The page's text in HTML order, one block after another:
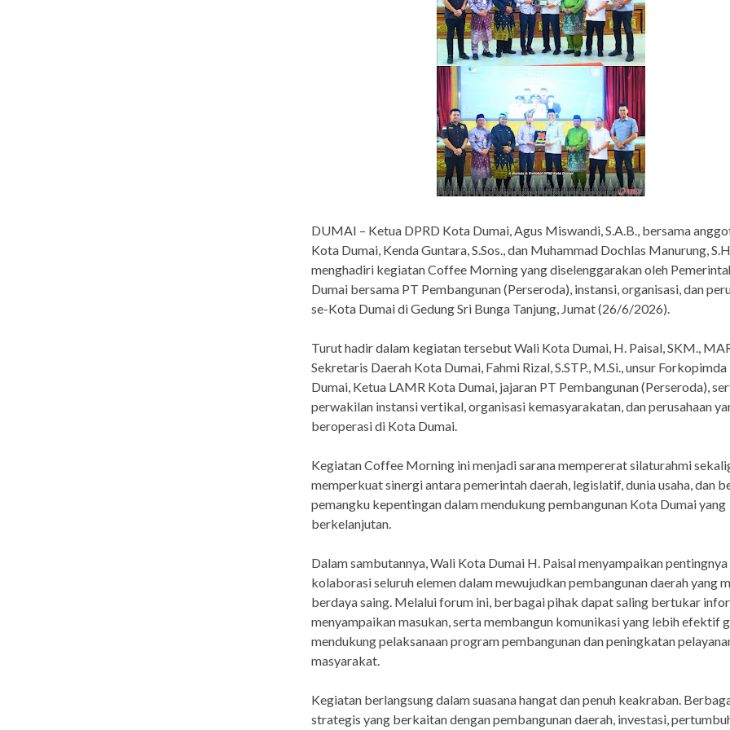
DUMAI – Ketua DPRD Kota Dumai, Agus Miswandi, S.A.B., bersama
Kota Dumai, Kenda Guntara, S.Sos., dan Muhammad Dochlas Manurung,
menghadiri kegiatan Coffee Morning yang diselenggarakan oleh
Dumai bersama PT Pembangunan (Perseroda), instansi, organisasi, dan
se-Kota Dumai di Gedung Sri Bunga Tanjung, Jumat (26/6/2026).
Turut hadir dalam kegiatan tersebut Wali Kota Dumai, H. Paisal, SKM.,
Sekretaris Daerah Kota Dumai, Fahmi Rizal, S.STP., M.Si., unsur
Dumai, Ketua LAMR Kota Dumai, jajaran PT Pembangunan (Perseroda),
perwakilan instansi vertikal, organisasi kemasyarakatan, dan perusahaan
beroperasi di Kota Dumai.
Kegiatan Coffee Morning ini menjadi sarana mempererat silaturahmi
memperkuat sinergi antara pemerintah daerah, legislatif, dunia usaha, dan
pemangku kepentingan dalam mendukung pembangunan Kota Dumai yang
berkelanjutan.
Dalam sambutannya, Wali Kota Dumai H. Paisal menyampaikan pentingnya
kolaborasi seluruh elemen dalam mewujudkan pembangunan daerah yang
berdaya saing. Melalui forum ini, berbagai pihak dapat saling bertukar
menyampaikan masukan, serta membangun komunikasi yang lebih efektif
mendukung pelaksanaan program pembangunan dan peningkatan
masyarakat.
Kegiatan berlangsung dalam suasana hangat dan penuh keakraban.
strategis yang berkaitan dengan pembangunan daerah, investasi,